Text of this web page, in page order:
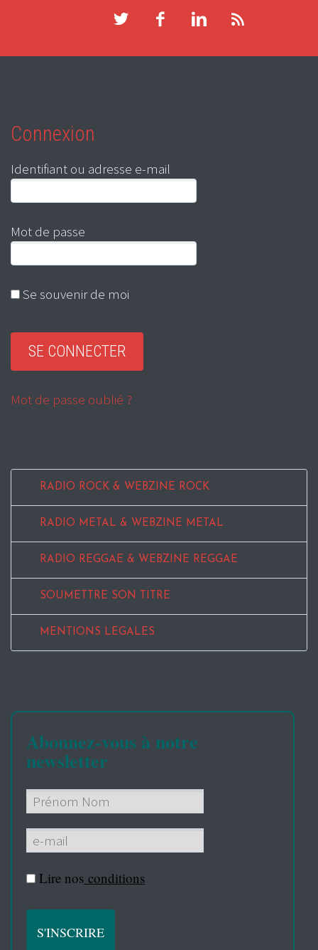
Connexion
Identifiant ou adresse e-mail
Mot de passe
Se souvenir de moi
Mot de passe oublié ?
RADIO ROCK & WEBZINE ROCK
RADIO METAL & WEBZINE METAL
RADIO REGGAE & WEBZINE REGGAE
SOUMETTRE SON TITRE
MENTIONS LEGALES
Abonnez-vous à notre
newsletter
Lire nos conditions